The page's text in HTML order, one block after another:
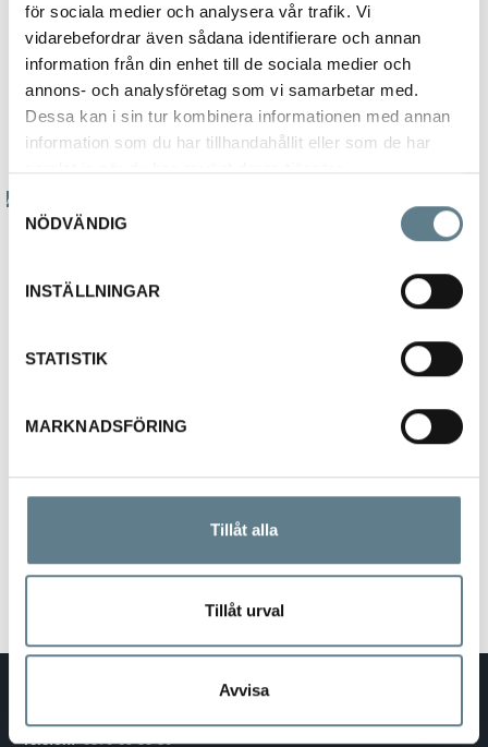
för sociala medier och analysera vår trafik. Vi
vidarebefordrar även sådana identifierare och annan
information från din enhet till de sociala medier och
annons- och analysföretag som vi samarbetar med.
Dessa kan i sin tur kombinera informationen med annan
information som du har tillhandahållit eller som de har
samlat in när du har använt deras tjänster.
Samtyckesval
NÖDVÄNDIG
INSTÄLLNINGAR
STATISTIK
MARKNADSFÖRING
Tillåt alla
Tillåt urval
Avvisa
Beskrivning
Konisk perforerad pipsil tillverkad i rostfritt stål 18/10.
Krok och handtag möjliggör olika upphängings- och
avlastningslösningar
Artnr Mått(LxBxH)
515010 Ø 10 cm
515023 Ø 23 cm
E-post:
Telefon: 0370-69 55 30